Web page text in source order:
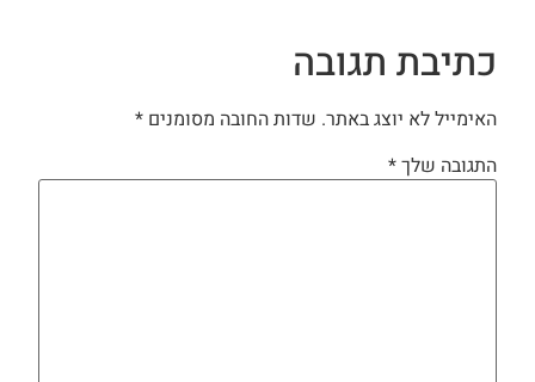
כתיבת תגובה
האימייל לא יוצג באתר. שדות החובה מסומנים *
התגובה שלך*